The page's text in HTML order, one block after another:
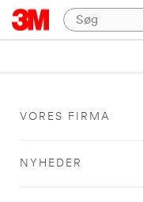
VORES FIRMA
NYHEDER